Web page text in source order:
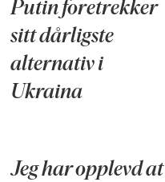
Putin foretrekker
sitt dårligste
alternativ i
Ukraina
Jeg har opplevd at